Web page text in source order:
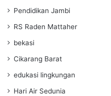
Pendidikan Jambi
RS Raden Mattaher
bekasi
Cikarang Barat
edukasi lingkungan
Hari Air Sedunia